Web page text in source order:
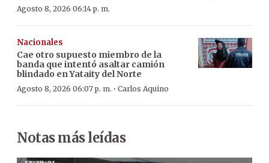
Agosto 8, 2026 06:14 p. m.
Nacionales
Cae otro supuesto miembro de la
banda que intentó asaltar camión
blindado en Yataity del Norte
Agosto 8, 2026 06:07 p. m. · Carlos Aquino
Notas más leídas